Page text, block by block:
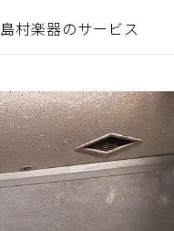
島村楽器のサービス